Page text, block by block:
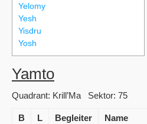
Yelomy
Yesh
Yisdru
Yosh
Yamto
Quadrant: Krill’Ma Sektor: 75
B L Begleiter Name